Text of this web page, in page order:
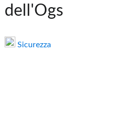
dell'Ogs
Sicurezza